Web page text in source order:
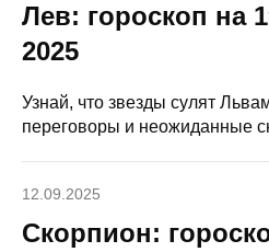
Лев: гороскоп на
2025
Узнай, что звезды сулят
переговоры и неожиданные
12.09.2025
Скорпион: